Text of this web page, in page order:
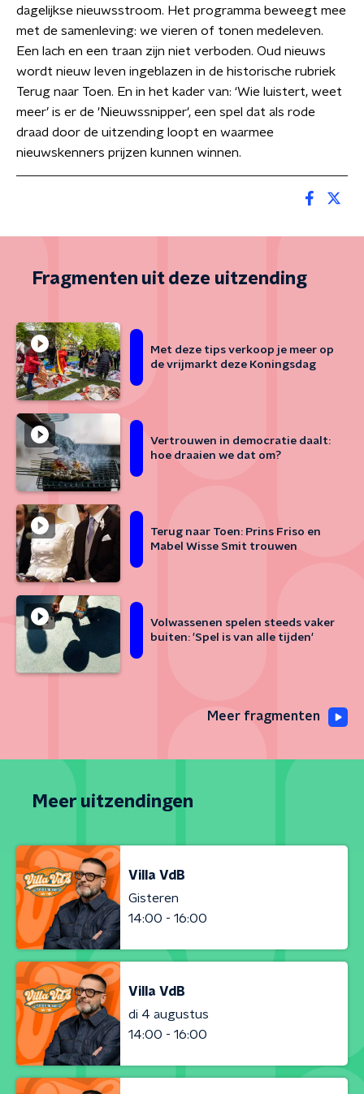
dagelijkse nieuwsstroom. Het programma beweegt mee
met de samenleving: we vieren of tonen medeleven.
Een lach en een traan zijn niet verboden. Oud nieuws
wordt nieuw leven ingeblazen in de historische rubriek
Terug naar Toen. En in het kader van: ‘Wie luistert, weet
meer’ is er de 'Nieuwssnipper', een spel dat als rode
draad door de uitzending loopt en waarmee
nieuwskenners prijzen kunnen winnen.
Fragmenten uit deze uitzending
Met deze tips verkoop je meer op
de vrijmarkt deze Koningsdag
Vertrouwen in democratie daalt:
hoe draaien we dat om?
Terug naar Toen: Prins Friso en
Mabel Wisse Smit trouwen
Volwassenen spelen steeds vaker
buiten: 'Spel is van alle tijden'
Meer fragmenten
Meer uitzendingen
Villa VdB
Gisteren
14:00 - 16:00
Villa VdB
di 4 augustus
14:00 - 16:00